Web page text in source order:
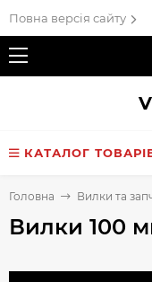
Повна версія сайту
КАТАЛОГ
Головна Вилки та
Вилки 100